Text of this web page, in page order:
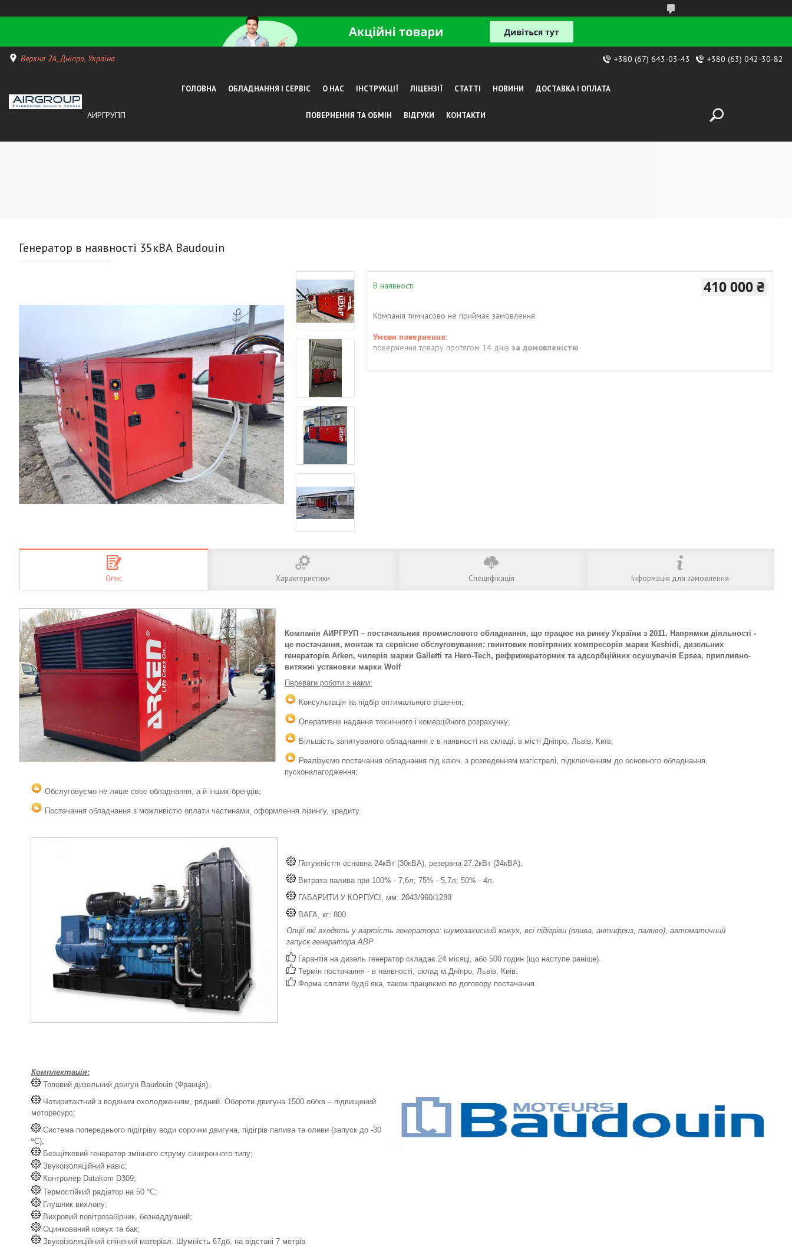
Верхня 2А, Дніпро, Україна +380 (67) 643-03-43 +380 (63) 042-30-82
АИРГРУПП
ГОЛОВНА ОБЛАДНАННЯ І СЕРВІС О НАС ІНСТРУКЦІЇ ЛІЦЕНЗІЇ СТАТТІ НОВИНИ ДОСТАВКА І ОПЛАТА
ПОВЕРНЕННЯ ТА ОБМІН ВІДГУКИ КОНТАКТИ
Генератор в наявності 35кВА Baudouin
В наявності 410 000 ₴
Компанія тимчасово не приймає замовлення
повернення товару протягом 14 днів за домовленістю
Опис Характеристики Специфікація Інформація для замовлення
Компанія АИРГРУП – постачальник промислового обладнання, що працює на ринку України з 2011. Напрямки діяльності -
це постачання, монтаж та сервісне обслуговування: гвинтових повітряних компресорів марки Keshidi, дизельних
генераторів Arken, чилерів марки Galletti та Hero-Tech, рефрижераторних та адсорбційних осушувачів Epsea, припливно-
витяжні установки марки Wolf
Переваги роботи з нами:
Консультація та підбір оптимального рішення;
Оперативне надання технічного і комерційного розрахунку;
Більшість запитуваного обладнання є в наявності на складі, в місті Дніпро, Львів, Київ;
Реалізуємо постачання обладнання під ключ, з розведенням магістралі, підключенням до основного обладнання,
пусконалагодження;
Обслуговуємо не лише своє обладнання, а й інших брендів;
Постачання обладнання з можливістю оплати частинами, оформлення лізингу, кредиту.
Потужністm основна 24кВт (30кВА), резервна 27,2кВт (34кВА).
Витрата палива при 100% - 7,6л; 75% - 5,7л; 50% - 4л.
ГАБАРИТИ У КОРПУСІ, мм: 2043/960/1289
ВАГА, кг: 800
Опції які входять у вартість генератора: шумозахисний кожух, всі підігріви (олива, антифриз, паливо), автоматичний
запуск генератора АВР
Гарантія на дизель генератор складає 24 місяці, або 500 годин (що наступе раніше).
Термін постачання - в наявності, склад м.Дніпро, Львів, Киів.
Форма сплати будб яка, також працюємо по договору постачання.
Комплектація:
Топовий дизельний двигун Baudouin (Франція).
Чотиритактний з водяним охолодженням, рядний. Обороти двигуна 1500 об/хв – підвищений
моторесурс;
Система попереднього підігріву води сорочки двигуна, підігрів палива та оливи (запуск до -30
ºС);
Безщітковий генератор змінного струму синхронного типу;
Звукоізоляційний навіс;
Контролер Datakom D309;
Термостійкий радіатор на 50 °C;
Глушник вихлопу;
Вихровий повітрозабірник, безнаддувний;
Оцинкований кожух та бак;
Звукоізоляційний спінений матеріал. Шумність 67дб, на відстані 7 метрів.